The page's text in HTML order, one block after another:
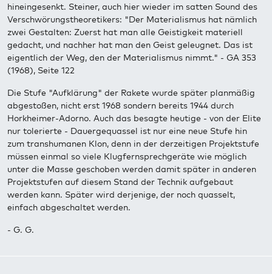
hineingesenkt. Steiner, auch hier wieder im satten Sound des
Verschwörungstheoretikers: "Der Materialismus hat nämlich
zwei Gestalten: Zuerst hat man alle Geistigkeit materiell
gedacht, und nachher hat man den Geist geleugnet. Das ist
eigentlich der Weg, den der Materialismus nimmt." - GA 353
(1968), Seite 122
Die Stufe "Aufklärung" der Rakete wurde später planmäßig
abgestoßen, nicht erst 1968 sondern bereits 1944 durch
Horkheimer-Adorno. Auch das besagte heutige - von der Elite
nur tolerierte - Dauergequassel ist nur eine neue Stufe hin
zum transhumanen Klon, denn in der derzeitigen Projektstufe
müssen einmal so viele Klugfernsprechgeräte wie möglich
unter die Masse geschoben werden damit später in anderen
Projektstufen auf diesem Stand der Technik aufgebaut
werden kann. Später wird derjenige, der noch quasselt,
einfach abgeschaltet werden.
- G. G.